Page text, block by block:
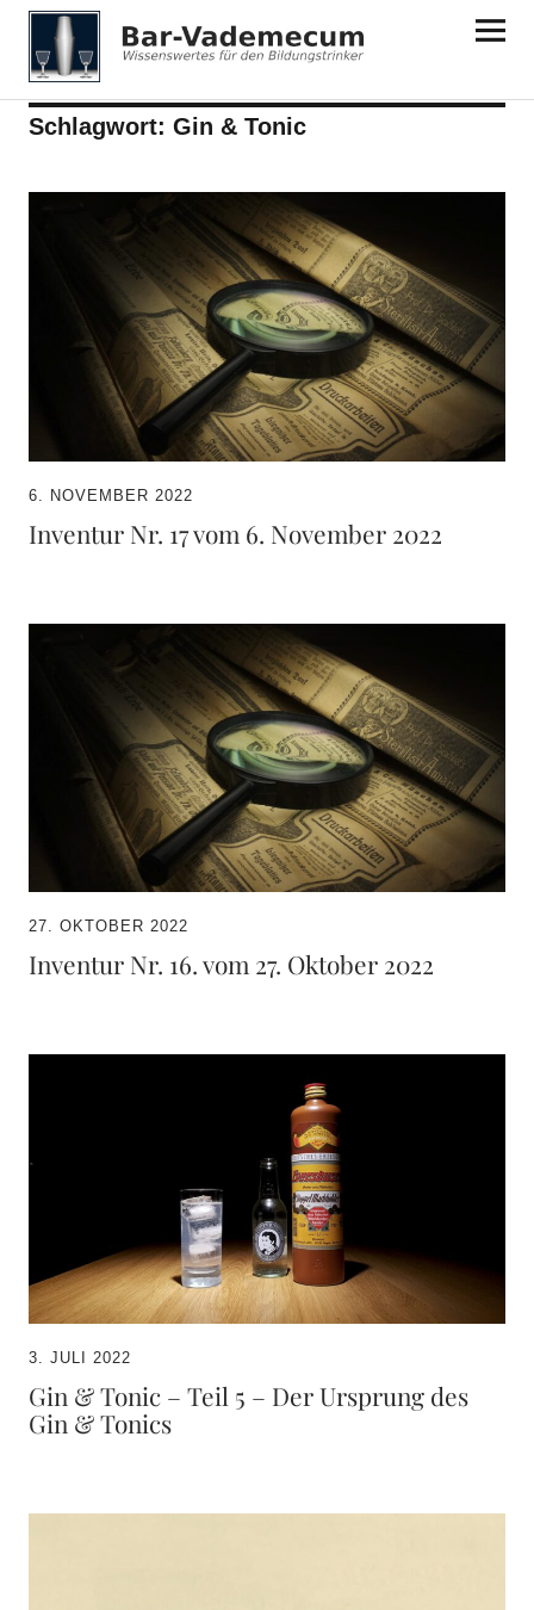
Bar-Vademecum
Schlagwort: Gin & Tonic
6. NOVEMBER 2022
Inventur Nr. 17 vom 6. November 2022
27. OKTOBER 2022
Inventur Nr. 16. vom 27. Oktober 2022
3. JULI 2022
Gin & Tonic – Teil 5 – Der Ursprung des
Gin & Tonics